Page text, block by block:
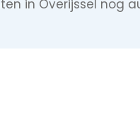
in Overijssel nog